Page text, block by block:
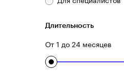
Длительность
От 1 до 24 месяцев